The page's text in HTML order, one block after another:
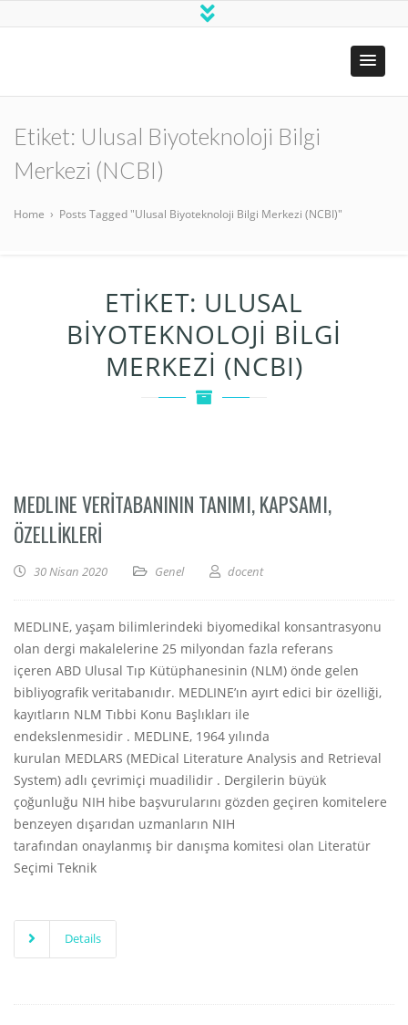
Etiket: Ulusal Biyoteknoloji Bilgi
Merkezi (NCBI)
Home › Posts Tagged "Ulusal Biyoteknoloji Bilgi Merkezi (NCBI)"
ETIKET: ULUSAL
BIYOTEKNOLOJI BILGI
MERKEZI (NCBI)
MEDLINE VERITABANININ TANIMI, KAPSAMI,
ÖZELLIKLERI
30 Nisan 2020 Genel docent
MEDLINE, yaşam bilimlerindeki biyomedikal konsantrasyonu
olan dergi makalelerine 25 milyondan fazla referans
içeren ABD Ulusal Tıp Kütüphanesinin (NLM) önde gelen
bibliyografik veritabanıdır. MEDLINE’ın ayırt edici bir özelliği,
kayıtların NLM Tıbbi Konu Başlıkları ile
endekslenmesidir . MEDLINE, 1964 yılında
kurulan MEDLARS (MEDical Literature Analysis and Retrieval
System) adlı çevrimiçi muadilidir . Dergilerin büyük
çoğunluğu NIH hibe başvurularını gözden geçiren komitelere
benzeyen dışarıdan uzmanların NIH
tarafından onaylanmış bir danışma komitesi olan Literatür
Seçimi Teknik
Details